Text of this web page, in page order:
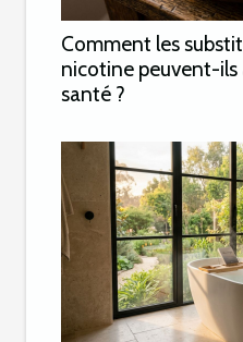
Comment les
nicotine peuvent-
santé ?